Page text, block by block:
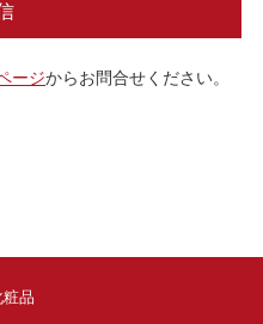
ージからお問合せください。
品